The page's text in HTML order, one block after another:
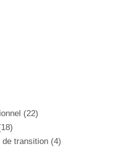
(22)
de transition (4)